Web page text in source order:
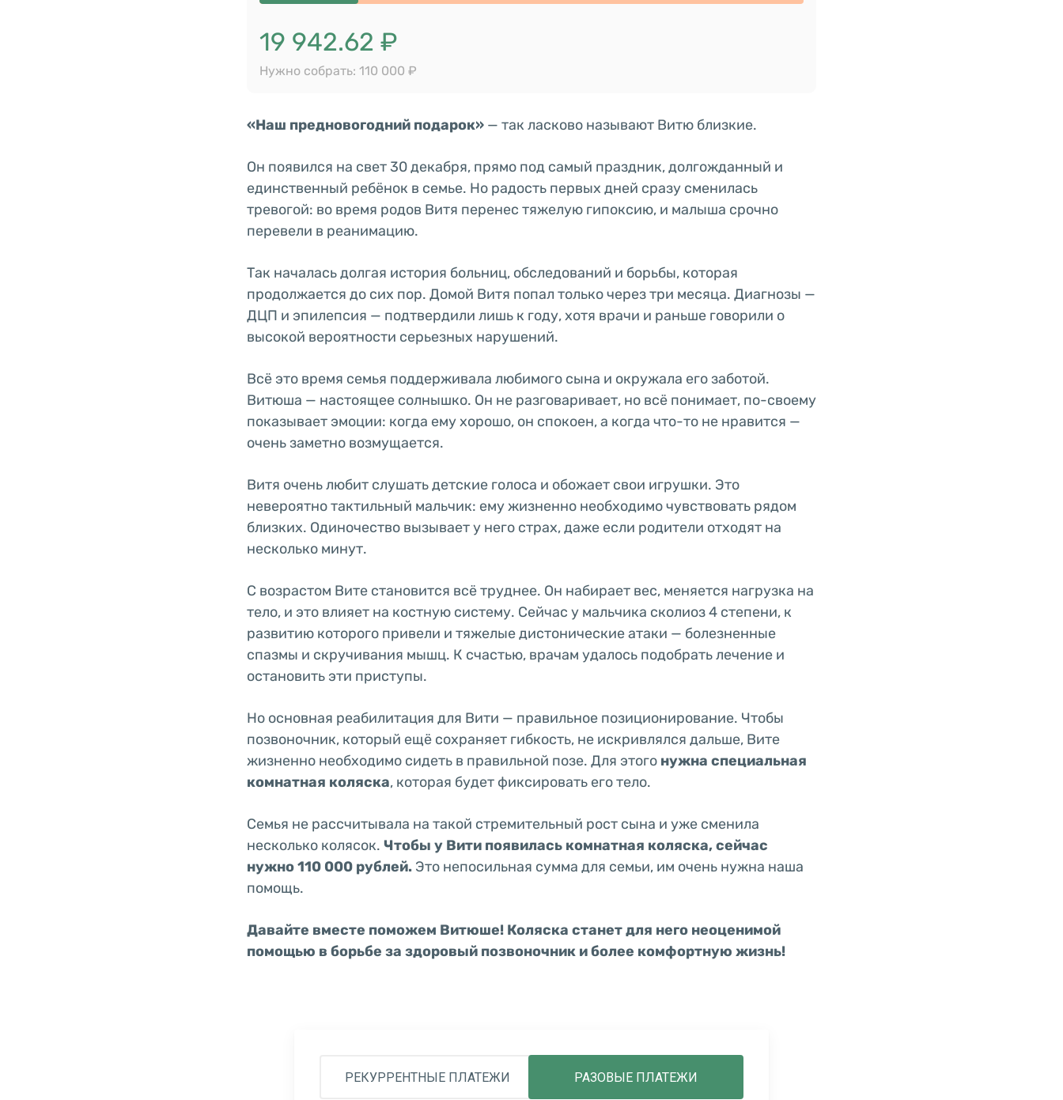
19 942.62 ₽
Нужно собрать: 110 000 ₽
«Наш предновогодний подарок» — так ласково называют Витю близкие.
Он появился на свет 30 декабря, прямо под самый праздник, долгожданный и
единственный ребёнок в семье. Но радость первых дней сразу сменилась
тревогой: во время родов Витя перенес тяжелую гипоксию, и малыша срочно
перевели в реанимацию.
Так началась долгая история больниц, обследований и борьбы, которая
продолжается до сих пор. Домой Витя попал только через три месяца. Диагнозы —
ДЦП и эпилепсия — подтвердили лишь к году, хотя врачи и раньше говорили о
высокой вероятности серьезных нарушений.
Всё это время семья поддерживала любимого сына и окружала его заботой.
Витюша — настоящее солнышко. Он не разговаривает, но всё понимает, по-своему
показывает эмоции: когда ему хорошо, он спокоен, а когда что-то не нравится —
очень заметно возмущается.
Витя очень любит слушать детские голоса и обожает свои игрушки. Это
невероятно тактильный мальчик: ему жизненно необходимо чувствовать рядом
близких. Одиночество вызывает у него страх, даже если родители отходят на
несколько минут.
С возрастом Вите становится всё труднее. Он набирает вес, меняется нагрузка на
тело, и это влияет на костную систему. Сейчас у мальчика сколиоз 4 степени, к
развитию которого привели и тяжелые дистонические атаки — болезненные
спазмы и скручивания мышц. К счастью, врачам удалось подобрать лечение и
остановить эти приступы.
Но основная реабилитация для Вити — правильное позиционирование. Чтобы
позвоночник, который ещё сохраняет гибкость, не искривлялся дальше, Вите
жизненно необходимо сидеть в правильной позе. Для этого нужна специальная
комнатная коляска, которая будет фиксировать его тело.
Семья не рассчитывала на такой стремительный рост сына и уже сменила
несколько колясок. Чтобы у Вити появилась комнатная коляска, сейчас
нужно 110 000 рублей. Это непосильная сумма для семьи, им очень нужна наша
помощь.
Давайте вместе поможем Витюше! Коляска станет для него неоценимой
помощью в борьбе за здоровый позвоночник и более комфортную жизнь!
РЕКУРРЕНТНЫЕ ПЛАТЕЖИ РАЗОВЫЕ ПЛАТЕЖИ